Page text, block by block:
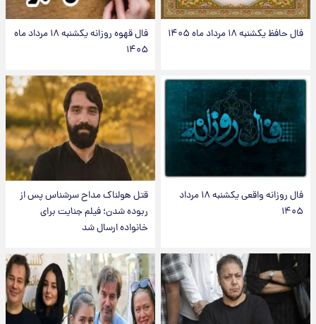
فال حافظ یکشنبه ۱۸ مرداد ماه ۱۴۰۵
فال قهوه روزانه یکشنبه ۱۸ مرداد ماه
۱۴۰۵
فال روزانه واقعی یکشنبه ۱۸ مرداد
۱۴۰۵
قتل هولناک مداح سرشناس پس از
ربوده شدن؛ فیلم جنایت برای
خانواده ارسال شد